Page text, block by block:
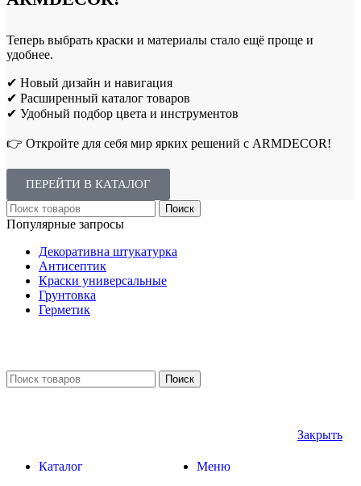
Теперь выбрать краски и материалы стало ещё проще и
удобнее.
✔ Новый дизайн и навигация
✔ Расширенный каталог товаров
✔ Удобный подбор цвета и инструментов
👉 Откройте для себя мир ярких решений с ARMDECOR!
ПЕРЕЙТИ В КАТАЛОГ
Поиск
Популярные запросы
Декоративна штукатурка
Антисептик
Краски универсальные
Грунтовка
Герметик
Поиск
Закрыть
Меню
Каталог